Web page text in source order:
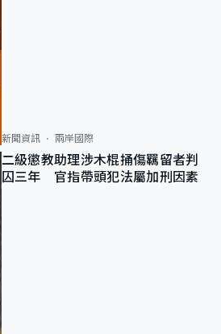
新聞資訊 兩岸國際
二級懲教助理涉木棍捅傷羈留者判
囚三年 官指帶頭犯法屬加刑因素